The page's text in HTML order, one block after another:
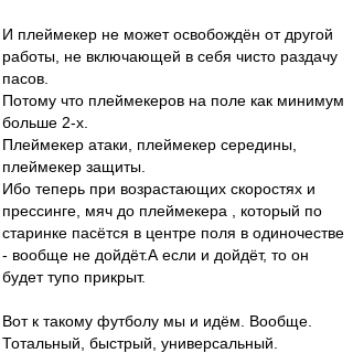
И плеймекер не может освобождён от другой
работы, не включающей в себя чисто раздачу
пасов.
Потому что плеймекеров на поле как минимум
больше 2-х.
Плеймекер атаки, плеймекер середины,
плеймекер защиты.
Ибо теперь при возрастающих скоростях и
прессинге, мяч до плеймекера , который по
старинке пасётся в центре поля в одиночестве
- вообще не дойдёт.А если и дойдёт, то он
будет тупо прикрыт.
Вот к такому футболу мы и идём. Вообще.
Тотальный, быстрый, универсальный.